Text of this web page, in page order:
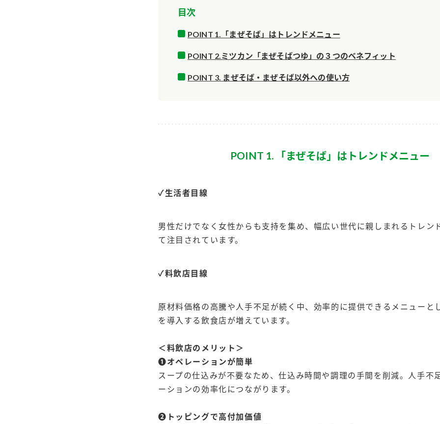
目次
POINT 1.「まぜそば」はトレンドメニュー
POINT 2.ミツカン「まぜそばつゆ」の３つのベネフィット
POINT 3. まぜそば・まぜそば以外への使い方
POINT 1. 「まぜそば」はトレンドメニュー
✓生活者目線
男性だけでなく女性からも支持を集め、幅広い世代に親しまれるトレン
て注目されています。
✓料飲店目線
原材料価格の高騰や人手不足が続く中、効率的に提供できるメニューと
を導入する飲食店が増えています。
＜料飲店のメリット＞
➊オペレーションが簡単
スープの仕込みが不要なため、仕込み時間や調理の手間を削減。人手不
ーションの効率化につながります。
➋トッピングで高付加価値